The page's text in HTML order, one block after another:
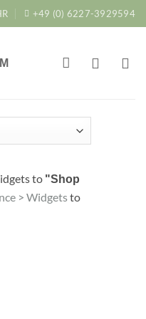
+49 (0) 6227-3929594
to "Shop
> Widgetsto